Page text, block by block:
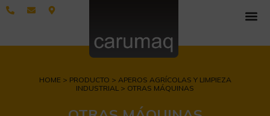
HOME > PRODUCTO > APEROS AGRÍCOLAS Y LIMPIEZA
INDUSTRIAL > OTRAS MÁQUINAS